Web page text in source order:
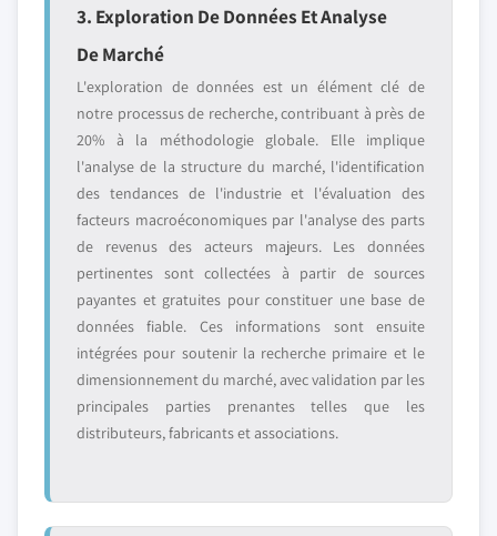
3. Exploration De Données Et Analyse
De Marché
L'exploration de données est un élément clé de
notre processus de recherche, contribuant à près de
20% à la méthodologie globale. Elle implique
l'analyse de la structure du marché, l'identification
des tendances de l'industrie et l'évaluation des
facteurs macroéconomiques par l'analyse des parts
de revenus des acteurs majeurs. Les données
pertinentes sont collectées à partir de sources
payantes et gratuites pour constituer une base de
données fiable. Ces informations sont ensuite
intégrées pour soutenir la recherche primaire et le
dimensionnement du marché, avec validation par les
principales parties prenantes telles que les
distributeurs, fabricants et associations.